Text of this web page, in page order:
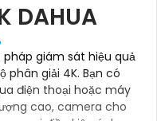
DAHUA
pháp giám sát hiệu quả
phân giải 4K. Bạn có
điện thoại hoặc máy
cao, camera cho